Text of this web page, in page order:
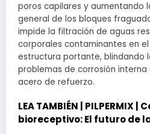
poros capilares y aumentando
general de los bloques
impide la filtración de aguas
corporales contaminantes en
estructura portante, blindando
problemas de corrosión
acero de refuerzo.
LEA TAMBIÉN | PILPERMIX |
bioreceptivo: El futuro de